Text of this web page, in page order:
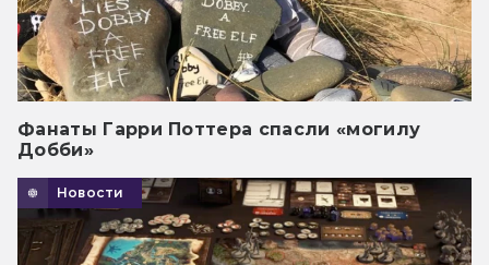
Фанаты Гарри Поттера спасли «могилу
Добби»
Новости